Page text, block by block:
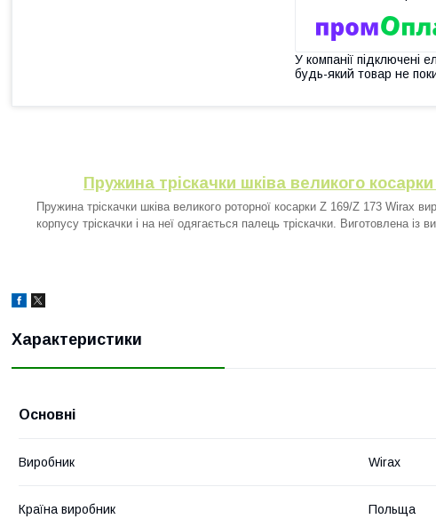
У компанії підключені
будь-який товар не
Пружина тріскачки шківа великого
Пружина тріскачки шківа великого роторної косарки Z 169/Z 173 Wirax
корпусу тріскачки і на неї одягається палець тріскачки. Виготовлена із
Характеристики
Основні
Виробник Wirax
Країна виробник Польща